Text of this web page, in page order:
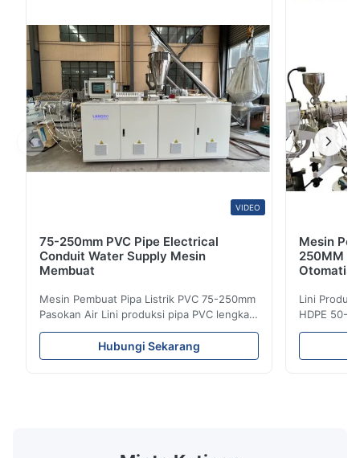
K Kerem Aydin
Jul 17.2025
The extrusion is stable, and the cutting length accuracy is high.
This machine greatly improved our efficiency in manufacturing.
VIDEO
75-250mm PVC Pipe Electrical
Conduit Water Supply Mesin
Membuat
Mesin Pembuat Pipa Listrik PVC 75-250mm
Pasokan Air Lini produksi pipa PVC lengkap
ini memproduksi pipa PVC/UPVC
berkualitas tinggi dengan diameter mulai
dari 16mm hingga 800mm. Sistem ini
Hubungi Sekarang
Mesin
250MM
Otomatis
Lini
HDPE 50-
HDPE
sistem